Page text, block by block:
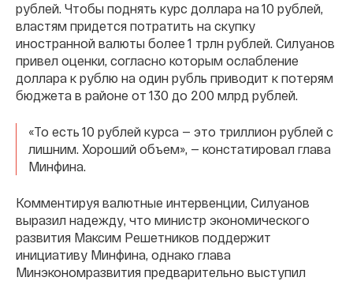
рублей. Чтобы поднять курс доллара на 10 рублей,
властям придется потратить на скупку
иностранной валюты более 1 трлн рублей. Силуанов
привел оценки, согласно которым ослабление
доллара к рублю на один рубль приводит к потерям
бюджета в районе от 130 до 200 млрд рублей.
«То есть 10 рублей курса — это триллион рублей с
лишним. Хороший объем», — констатировал глава
Минфина.
Комментируя валютные интервенции, Силуанов
выразил надежду, что министр экономического
развития Максим Решетников поддержит
инициативу Минфина, однако глава
Минэкономразвития предварительно выступил